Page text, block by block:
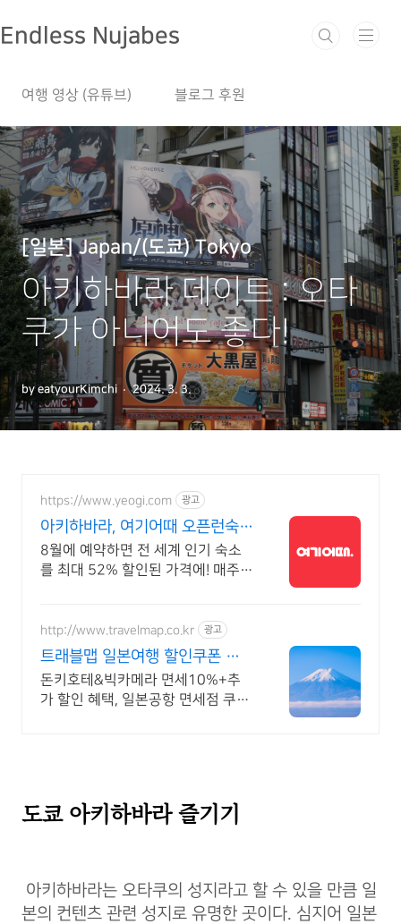
Endless Nujabes
여행 영상 (유튜브) 블로그 후원
[일본] Japan/(도쿄) Tokyo
아키하바라 데이트 : 오타
쿠가 아니어도 좋다!
by eatyourKimchi 2024. 3. 3.
https://www.yeogi.com 광고
아키하바라, 여기어때 오픈런숙소
최대 81% 할인
8월에 예약하면 전 세계 인기 숙소
를 최대 52% 할인된 가격에! 매주
http://www.travelmap.co.kr 광고
트래블맵 일본여행 할인쿠폰 일
본여행 필수 쿠폰 다운가능
돈키호테&빅카메라 면세10%+추
가 할인 혜택, 일본공항 면세점 쿠폰,
도쿄 아키하바라 즐기기
아키하바라는 오타쿠의 성지라고 할 수 있을 만큼 일
본의 컨텐츠 관련 성지로 유명한 곳이다. 심지어 일본